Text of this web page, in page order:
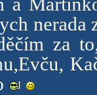
za